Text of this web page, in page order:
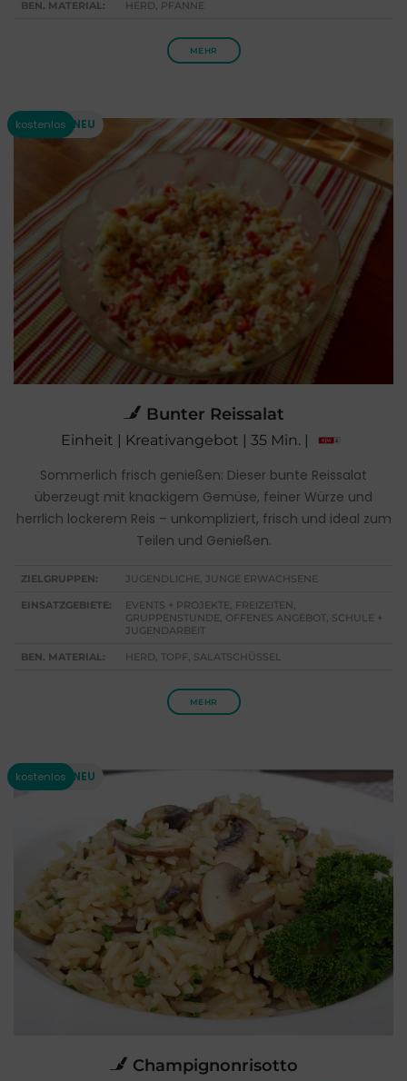
BEN. MATERIAL: HERD, PFANNE
MEHR
Bunter Reissalat
Einheit | Kreativangebot | 35 Min. |
Sommerlich frisch genießen: Dieser bunte Reissalat
überzeugt mit knackigem Gemüse, feiner Würze und
herrlich lockerem Reis – unkompliziert, frisch und ideal zum
Teilen und Genießen.
ZIELGRUPPEN: JUGENDLICHE, JUNGE ERWACHSENE
EINSATZGEBIETE:
EVENTS + PROJEKTE, FREIZEITEN,
GRUPPENSTUNDE, OFFENES ANGEBOT, SCHULE +
JUGENDARBEIT
BEN. MATERIAL: HERD, TOPF, SALATSCHÜSSEL
MEHR
Champignonrisotto